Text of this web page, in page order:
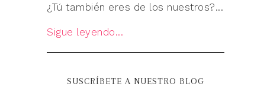
¿Tú también eres de los nuestros?...
Sigue leyendo...
SUSCRÍBETE A NUESTRO BLOG